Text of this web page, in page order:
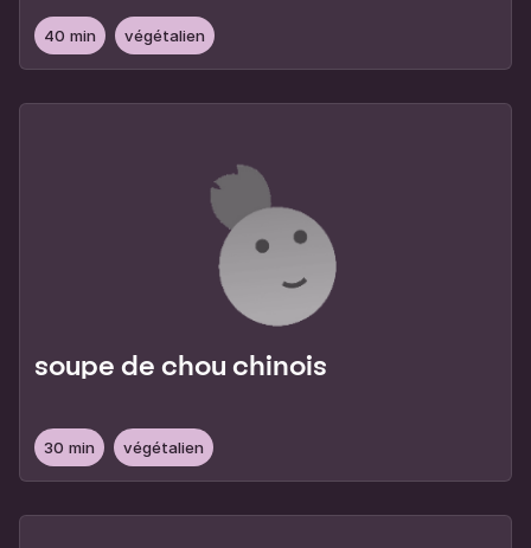
40 min végétalien
soupe de chou chinois
30 min végétalien